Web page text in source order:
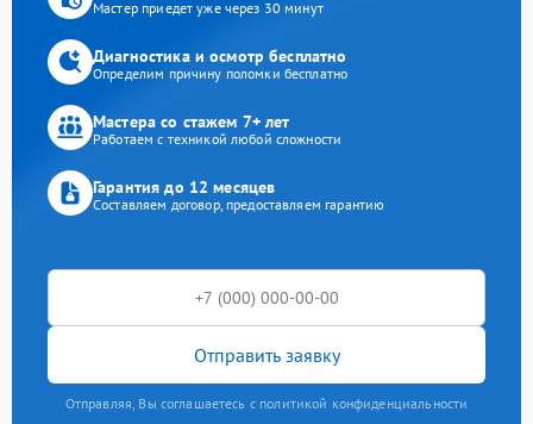
Мастер приедет уже через 30 минут
Диагностика и осмотр бесплатно
Определим причину поломки бесплатно
Мастера со стажем 7+ лет
Работаем с техникой любой сложности
Гарантия до 12 месяцев
Составляем договор, предоставляем гарантию
Отправить заявку
Отправляя, Вы соглашаетесь с политикой конфиденциальности